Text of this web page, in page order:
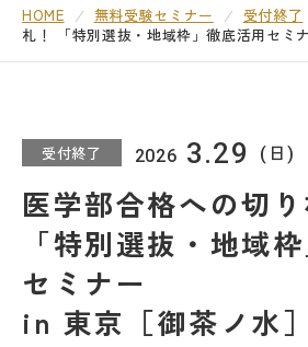
大学受験
教室を探す
対策講座・特別コース
受講までの流れ 教
無料受験セミナ
よ
HOME 無料受験セミナー 受付終了
札！
「特別選抜・地域枠」徹底活用セミ
受付終了 2026 3.29 (日)
医学部合格への切り
「特別選抜・地域
セミナー
in 東京［御茶ノ水］